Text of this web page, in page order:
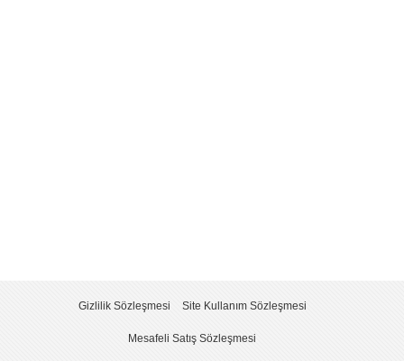
Gizlilik Sözleşmesi Site Kullanım Sözleşmesi
Mesafeli Satış Sözleşmesi